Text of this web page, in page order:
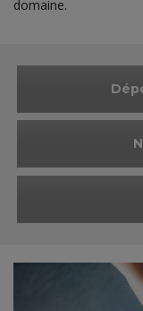
domaine.